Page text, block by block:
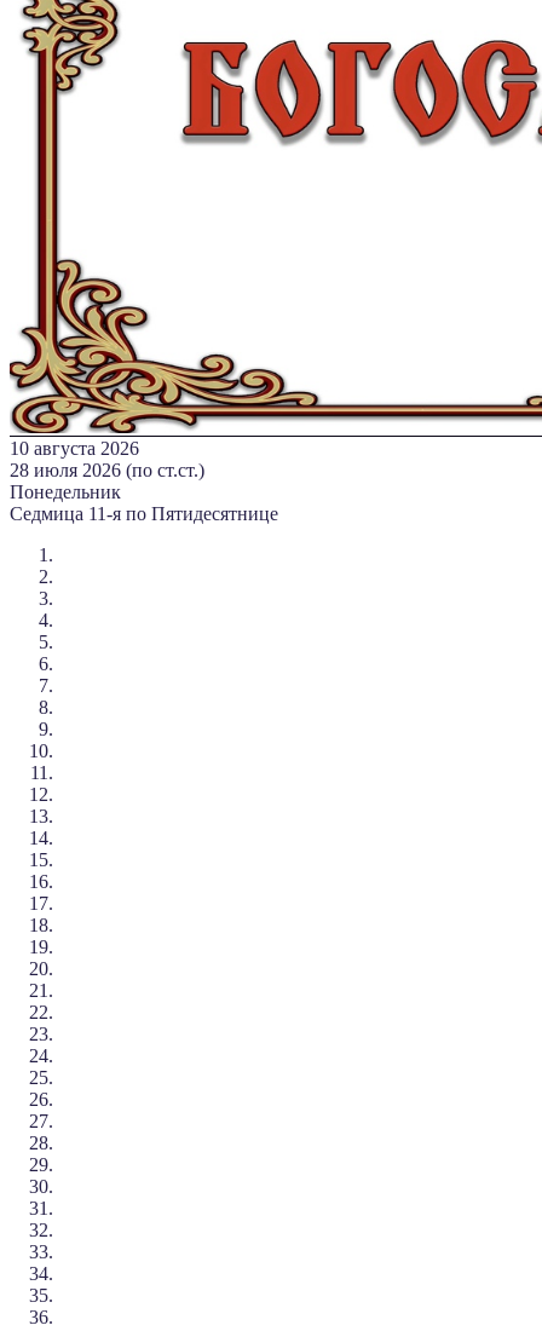
10 августа 2026
28 июля 2026 (по ст.ст.)
Понедельник
Седмица 11-я по Пятидесятнице